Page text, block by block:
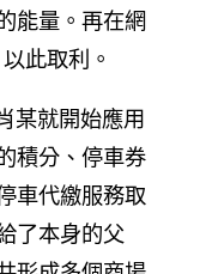
能量。再在網
以此取利。
某就開始應用
積分、停車券
車代繳服務取
了本身的父